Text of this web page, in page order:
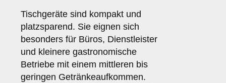
Tischgeräte sind kompakt und
platzsparend. Sie eignen sich
besonders für Büros, Dienstleister
und kleinere gastronomische
Betriebe mit einem mittleren bis
geringen Getränkeaufkommen.